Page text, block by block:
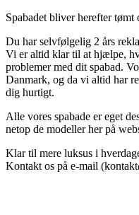
Spabadet bliver herefter
Du har selvfølgelig 2 års
Vi er altid klar til at hjælpe,
problemer med dit spabad.
Danmark, og da vi altid har
dig hurtigt.
Alle vores spabade er eget
netop de modeller her på
Klar til mere luksus i
Kontakt os på e-mail